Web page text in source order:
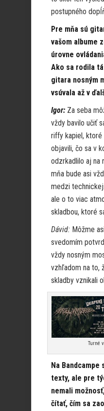
postupného
Pre mňa sú
vašom albume
úrovne
Ako sa rodila
gitara nosným
vsúvala až v
Igor: Za seba
vždy bavilo učiť
riffy kapiel, ktoré
objavili, čo sa v
odzrkadlilo aj na
mňa bude asi
medzi
ale o to viac
skladbou, ktoré
Dávid: Môžme
svedomím
vždy nosným
vzhľadom na to,
skladby vznikali
Turné
Na
texty, ale pre
nemali
čítať, čím sa